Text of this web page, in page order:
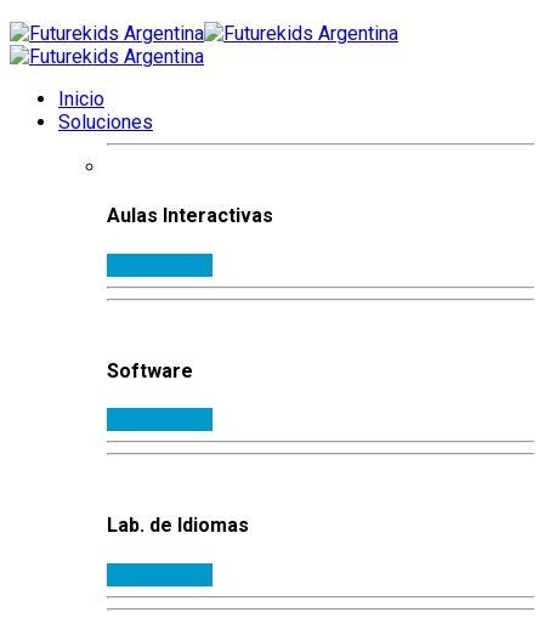
Inicio
Soluciones
Aulas Interactivas
Software
Lab. de Idiomas